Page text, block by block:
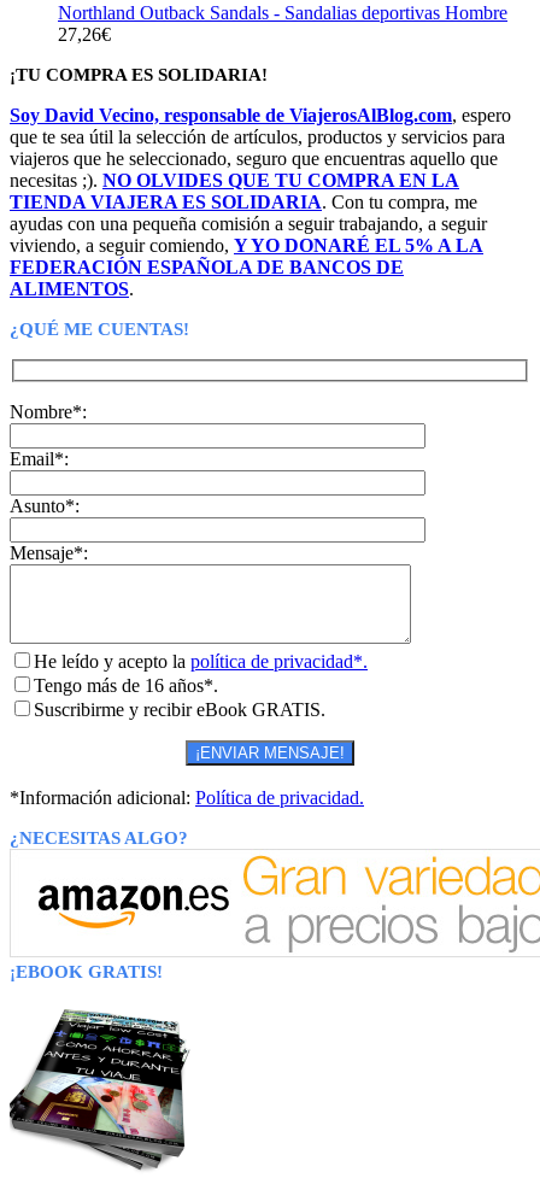
Northland Outback Sandals - Sandalias deportivas Hombre
27,26€
¡TU COMPRA ES SOLIDARIA!
Soy David Vecino, responsable de ViajerosAlBlog.com, espero
que te sea útil la selección de artículos, productos y servicios para
viajeros que he seleccionado, seguro que encuentras aquello que
necesitas ;). NO OLVIDES QUE TU COMPRA EN LA
TIENDA VIAJERA ES SOLIDARIA. Con tu compra, me
ayudas con una pequeña comisión a seguir trabajando, a seguir
viviendo, a seguir comiendo, Y YO DONARÉ EL 5% A LA
FEDERACIÓN ESPAÑOLA DE BANCOS DE
ALIMENTOS.
¿QUÉ ME CUENTAS!
Nombre*:
Email*:
Asunto*:
Mensaje*:
He leído y acepto la política de privacidad*.
Tengo más de 16 años*.
Suscribirme y recibir eBook GRATIS.
*Información adicional: Política de privacidad.
¿NECESITAS ALGO?
¡EBOOK GRATIS!